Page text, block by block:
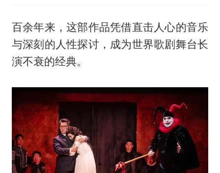
百余年来，这部作品凭借直击人心的音乐
与深刻的人性探讨，成为世界歌剧舞台长
演不衰的经典。